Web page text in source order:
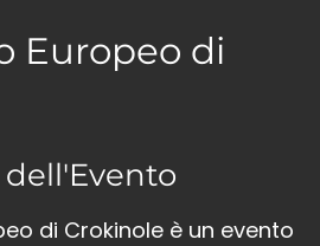
Europeo di
di Crokinole è un evento